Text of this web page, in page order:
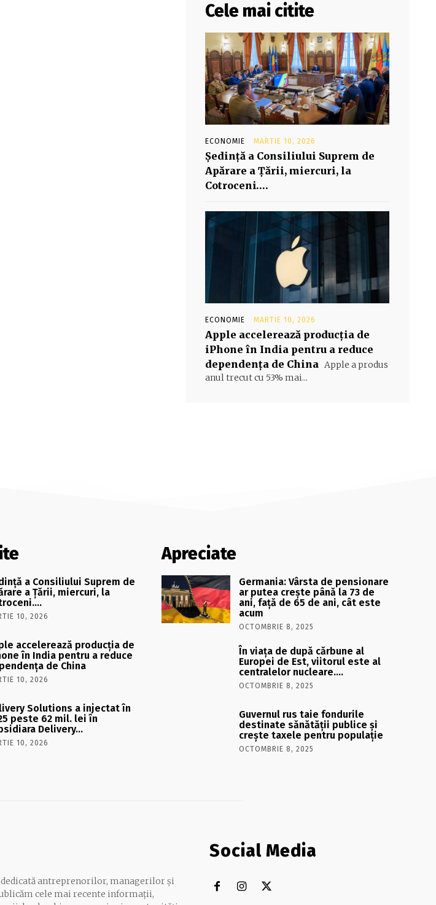
Cele mai citite
ECONOMIE MARTIE 10, 2026
Şedinţă a Consiliului Suprem de
Apărare a Ţării, miercuri, la
Cotroceni….
ECONOMIE MARTIE 10, 2026
Apple accelerează producția de
iPhone în India pentru a reduce
dependența de China Apple a produs
anul trecut cu 53% mai...
a Consiliului Suprem de
a Ţării, miercuri, la
10, 2026
accelerează producția de
în India pentru a reduce
de China
10, 2026
Solutions a injectat în
peste 62 mil. lei în
Delivery…
10, 2026
Apreciate
Germania: Vârsta de pensionare
ar putea crește până la 73 de
ani, față de 65 de ani, cât este
acum
OCTOMBRIE 8, 2025
În viaţa de după cărbune al
Europei de Est, viitorul este al
centralelor nucleare….
OCTOMBRIE 8, 2025
Guvernul rus taie fondurile
destinate sănătății publice și
crește taxele pentru populație
OCTOMBRIE 8, 2025
antreprenorilor, managerilor și
cele mai recente informații,
Social Media